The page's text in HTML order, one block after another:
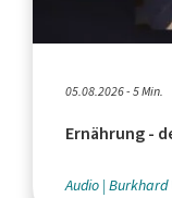
05.08.2026 - 5 Min.
Ernährung -
Audio Burkhard